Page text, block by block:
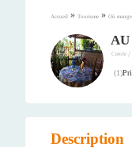
Accueil » Tourisme » Où
AU
Créole /
(1)
Description